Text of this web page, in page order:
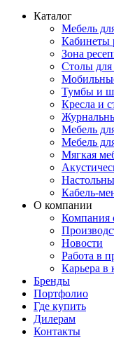
Каталог
Мебель
Кабинеты
Зона
Столы для
Тумбы и
Кресла и
Мебель
Мебель
Мягкая
Кабель-
О компании
Компания
Новости
Работа в
Карьера в
Бренды
Портфолио
Где купить
Дилерам
Контакты